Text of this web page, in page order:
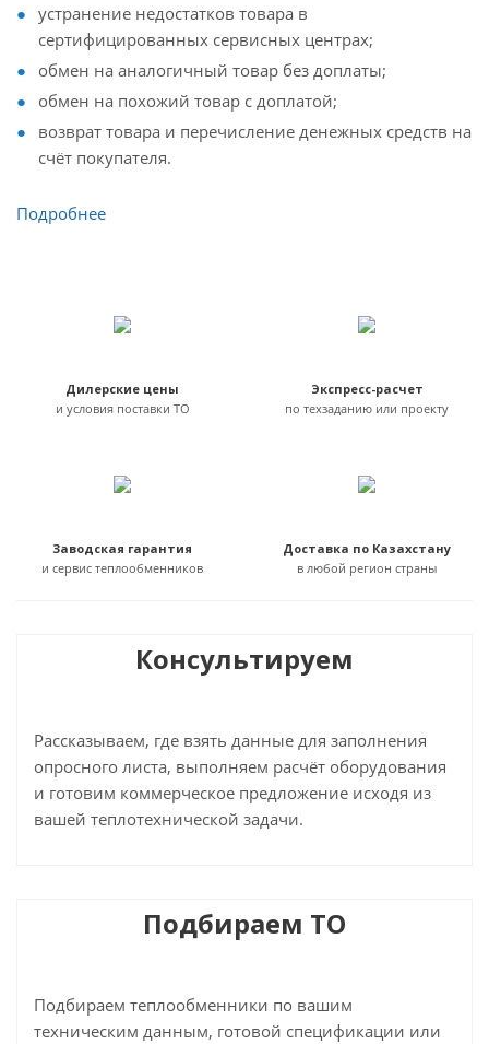
устранение недостатков товара в
сертифицированных сервисных центрах;
обмен на аналогичный товар без доплаты;
обмен на похожий товар с доплатой;
возврат товара и перечисление денежных средств на
счёт покупателя.
Подробнее
Дилерские цены
и условия поставки ТО
Экспресс-расчет
по техзаданию или проекту
Заводская гарантия
и сервис теплообменников
Доставка по Казахстану
в любой регион страны
Консультируем
Рассказываем, где взять данные для заполнения
опросного листа, выполняем расчёт оборудования
и готовим коммерческое предложение исходя из
вашей теплотехнической задачи.
Подбираем ТО
Подбираем теплообменники по вашим
техническим данным, готовой спецификации или